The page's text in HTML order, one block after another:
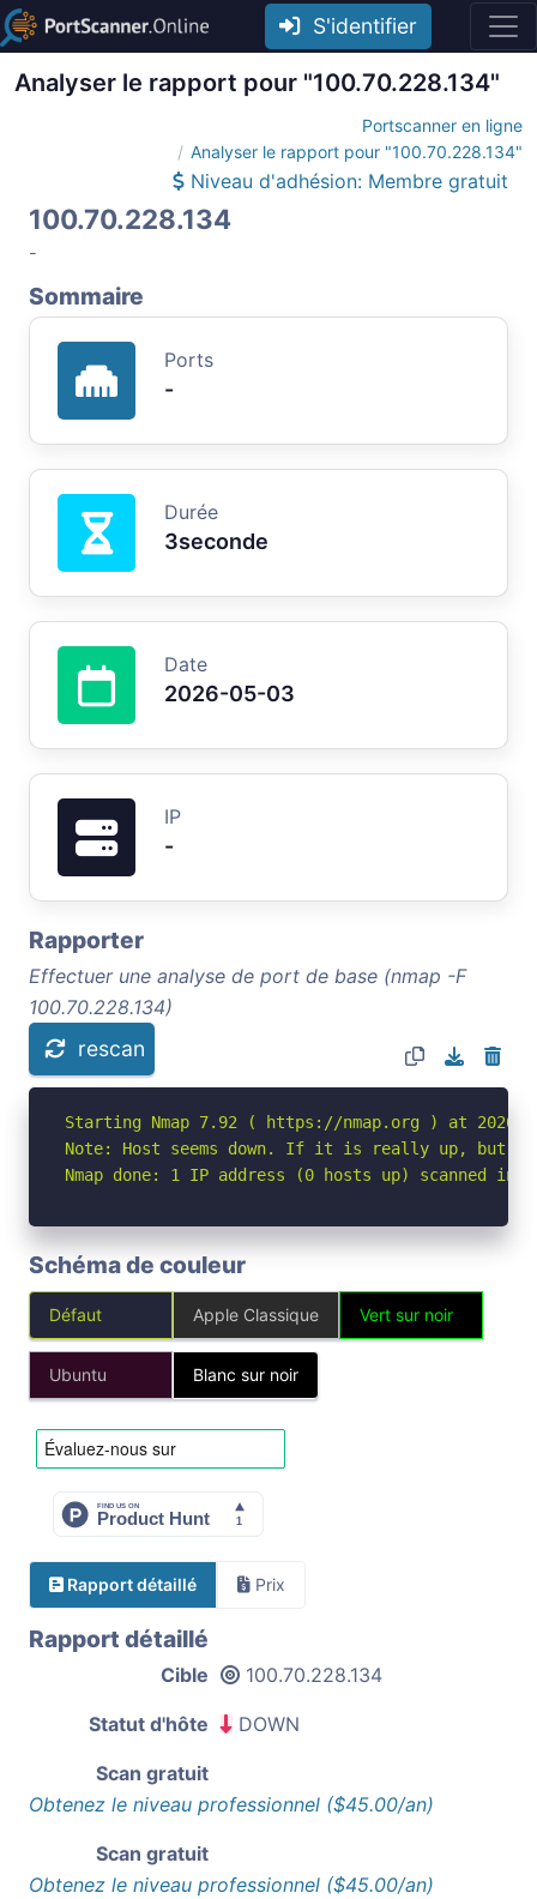
S'identifier
Analyser le rapport pour "100.70.228.134"
Portscanner en ligne
Analyser le rapport pour "100.70.228.134"
Niveau d'adhésion: Membre gratuit
100.70.228.134
-
Sommaire
Ports
-
Durée
3seconde
Date
2026-05-03
IP
-
Rapporter
Effectuer une analyse de port de base (nmap -F
100.70.228.134)
rescan
Starting Nmap 7.92 ( https://nmap.org ) at 2026-
Note: Host seems down. If it is really up, but
Nmap done: 1 IP address (0 hosts up) scanned in
Schéma de couleur
Défaut Apple Classique Vert sur noir
Ubuntu Blanc sur noir
Rapport détaillé Prix
Rapport détaillé
Cible 100.70.228.134
Statut d'hôte DOWN
Scan gratuit
Obtenez le niveau professionnel ($45.00/an)
Scan gratuit
Obtenez le niveau professionnel ($45.00/an)